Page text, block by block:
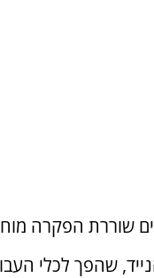
שוררת הפקרה
שהפך לכלי